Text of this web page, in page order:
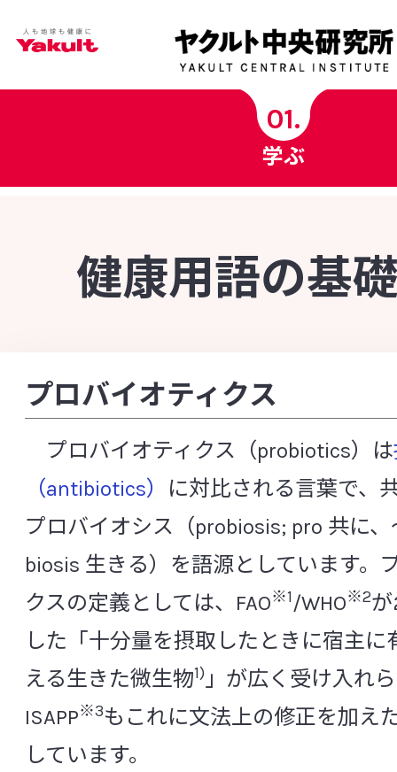
01.
学ぶ
学ぶ
ヤクルト中央研究所科学チャンネル
健康用語の基礎知識
知る・楽しむ
代田記念館
企業訪問プログラム
中央研究所について
中央研究所の概要
健康用語の基
[あ行] [か行] [さ行] [た行]
[や行]
[ら行] [英数]
[英数]
α-グルコシダーゼ阻害
B細胞
cDC（従来型樹状細胞）
FISH法（ 蛍光 in situ ハイブリダイゼーシ
FOXP3
GABA（γ-アミノ酪酸）
METs（メッツ）
MRSA
NK細胞
NST（Nutrition Support Team）
プロバイオティクス
プロバイオティクス（probiotics）は
（antibiotics）
に対比される言葉で、
プロバイオシス（probiosis; pro 共に
biosis 生きる）を語源としています。
クスの定義としては、FAO※1/WHO※2
した「十分量を摂取したときに宿主に
える生きた微生物1) 」が広く受け入れ
ISAPP※3もこれに文法上の修正を加え
しています。